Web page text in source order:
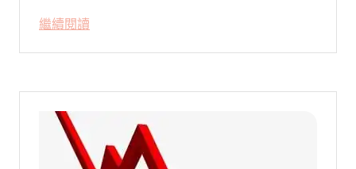
系統在長久使用之下，突然在某一次需要處
理更高層次的資料時，電腦呈現當機現象，
造成重大影響。
繼續閱讀